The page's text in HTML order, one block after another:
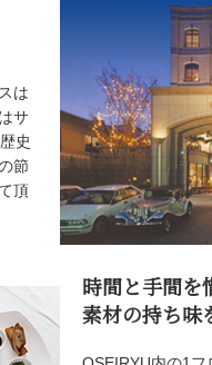
は
サ
史
節
頂
時間と手間を
素材の持ち味